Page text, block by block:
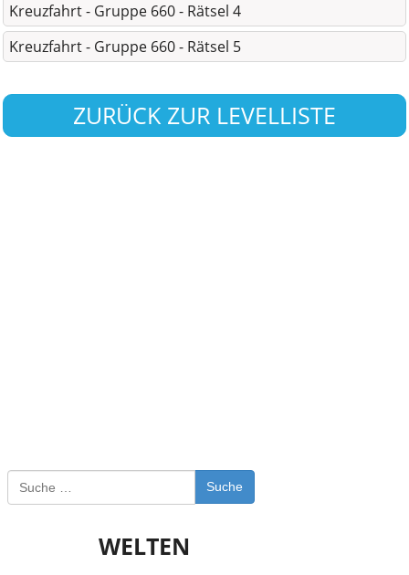
Kreuzfahrt - Gruppe 660 - Rätsel 4
Kreuzfahrt - Gruppe 660 - Rätsel 5
ZURÜCK ZUR LEVELLISTE
Suche
WELTEN